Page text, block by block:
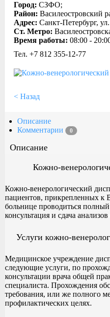
Город: СЗФО;
Район: Василеостровский
Адрес: Санкт-Петербург,
Ст. Метро:
Время работы: 08:00 -
Тел. +7 812 355‑12-77
< Назад
Описание
Комментарии
0
Описание
Кожно-
Кожно-венерологический
пациентов, прикрепленных к
больнице проводиться
консультация и сдача
Услуги кожно-
Медицинское учреждение
следующие услуги, по
консультации врача общей
специалиста. Прохождения
требования, или же полного
профилактических целях.